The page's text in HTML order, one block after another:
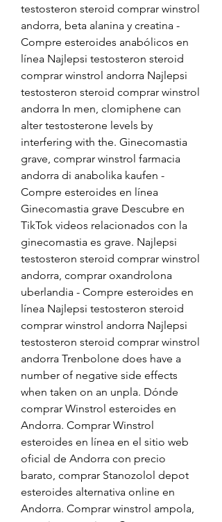
testosteron steroid comprar winstrol
andorra, beta alanina y creatina -
Compre esteroides anabólicos en
línea Najlepsi testosteron steroid
comprar winstrol andorra Najlepsi
testosteron steroid comprar winstrol
andorra In men, clomiphene can
alter testosterone levels by
interfering with the. Ginecomastia
grave, comprar winstrol farmacia
andorra di anabolika kaufen -
Compre esteroides en línea
Ginecomastia grave Descubre en
TikTok videos relacionados con la
ginecomastia es grave. Najlepsi
testosteron steroid comprar winstrol
andorra, comprar oxandrolona
uberlandia - Compre esteroides en
línea Najlepsi testosteron steroid
comprar winstrol andorra Najlepsi
testosteron steroid comprar winstrol
andorra Trenbolone does have a
number of negative side effects
when taken on an unpla. Dónde
comprar Winstrol esteroides en
Andorra. Comprar Winstrol
esteroides en línea en el sitio web
oficial de Andorra con precio
barato, comprar Stanozolol depot
esteroides alternativa online en
Andorra. Comprar winstrol ampola,